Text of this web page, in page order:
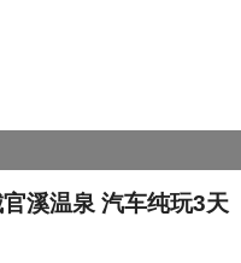
溪温泉 汽车纯玩3天